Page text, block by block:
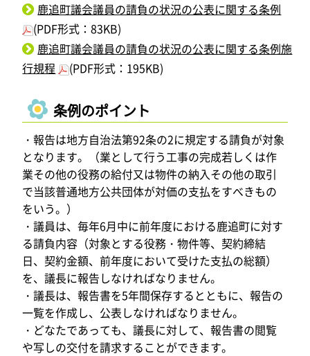
鹿追町議会議員の請負の状況の公表に関する条例
(PDF形式：83KB)
鹿追町議会議員の請負の状況の公表に関する条例施
行規程
(PDF形式：195KB)
条例のポイント
・報告は地方自治法第92条の2に規定する請負が対象
となります。（業として行う工事の完成若しくは作
業その他の役務の給付又は物件の納入その他の取引
で当該普通地方公共団体が対価の支払をすべきもの
をいう。）
・議員は、毎年6月中に前年度における鹿追町に対す
る請負内容（対象とする役務・物件等、契約締結
日、契約金額、前年度において受けた支払の総額）
を、議長に報告しなければなりません。
・議長は、報告書を5年間保存するとともに、報告の
一覧を作成し、公表しなければなりません。
・どなたであっても、議長に対して、報告書の閲覧
や写しの交付を請求することができます。